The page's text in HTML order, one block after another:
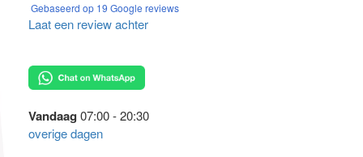
Gebaseerd op 19 Google reviews
Laat een review achter
Vandaag 07:00 - 20:30
overige dagen